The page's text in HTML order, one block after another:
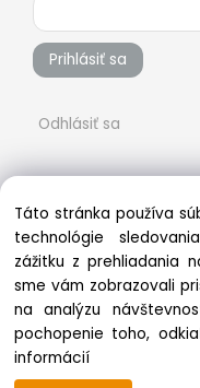
Prihlásiť sa
Odhlásiť sa
Copyright © 2022
Táto stránka používa
technológie
zážitku z prehliadania
sme vám zobrazovali
na analýzu
pochopenie toho,
informácií